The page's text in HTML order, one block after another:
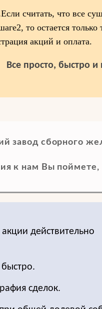
считать, что все
то остается только
акций и оплата.
Все просто, быстро и
завод сборного
к нам Вы поймете,
действительно
сделок.